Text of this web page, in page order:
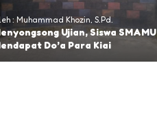
: Muhammad Khozin, S.Pd.
Ujian, Siswa SMAMU
Do’a Para Kiai